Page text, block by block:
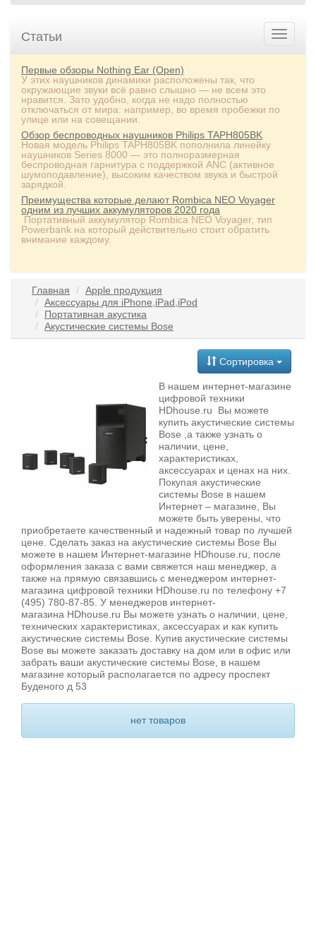
Статьи
Первые обзоры Nothing Ear (Open)
У этих наушников динамики расположены так, что
окружающие звуки всё равно слышно — не всем это
нравится. Зато удобно, когда не надо полностью
отключаться от мира: например, во время пробежки по
улице или на совещании.
Обзор беспроводных наушников Philips TAPH805BK
Новая модель Philips TAPH805BK пополнила линейку
наушников Series 8000 — это полноразмерная
беспроводная гарнитура с поддержкой ANC (активное
шумоподавление), высоким качеством звука и быстрой
зарядкой.
Преимущества которые делают Rombica NEO Voyager
одним из лучших аккумуляторов 2020 года
Портативный аккумулятор Rombica NEO Voyager, тип
Powerbank на который действительно стоит обратить
внимание каждому.
Главная
Apple продукция
Аксессуары для iPhone,iPad,iPod
Портативная акустика
Акустические системы Bose
Сортировка
В нашем интернет-магазине
цифровой техники
HDhouse.ru Вы можете
купить акустические системы
Bose ,а также узнать о
наличии, цене,
характеристиках,
аксессуарах и ценах на них.
Покупая акустические
системы Bose в нашем
Интернет – магазине, Вы
можете быть уверены, что
приобретаете качественный и надежный товар по лучшей
цене. Сделать заказ на акустические системы Bose Вы
можете в нашем Интернет-магазине HDhouse.ru, после
оформления заказа с вами свяжется наш менеджер, а
также на прямую связавшись с менеджером интернет-
магазина цифровой техники HDhouse.ru по телефону +7
(495) 780-87-85. У менеджеров интернет-
магазина HDhouse.ru Вы можете узнать о наличии, цене,
технических характеристиках, аксессуарах и как купить
акустические системы Bose. Купив акустические системы
Bose вы можете заказать доставку на дом или в офис или
забрать ваши акустические системы Bose, в нашем
магазине который располагается по адресу проспект
Буденого д 53
нет товаров